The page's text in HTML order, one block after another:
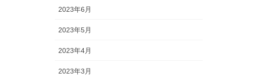
2023年6月
2023年5月
2023年4月
2023年3月